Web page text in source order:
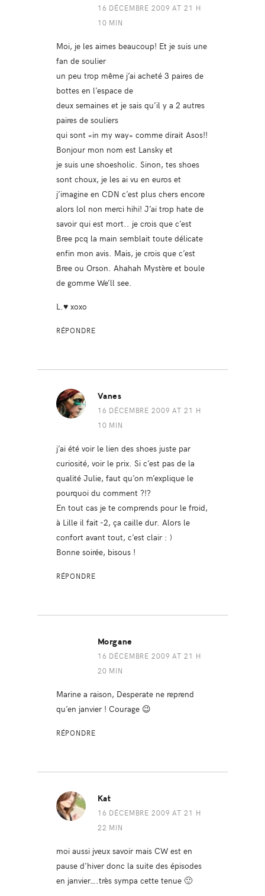
16 DÉCEMBRE 2009 AT 21 H
10 MIN
Moi, je les aimes beaucoup! Et je suis une
fan de soulier
un peu trop même j’ai acheté 3 paires de
bottes en l’espace de
deux semaines et je sais qu’il y a 2 autres
paires de souliers
qui sont «in my way» comme dirait Asos!!
Bonjour mon nom est Lansky et
je suis une shoesholic. Sinon, tes shoes
sont choux, je les ai vu en euros et
j’imagine en CDN c’est plus chers encore
alors lol non merci hihi! J’ai trop hate de
savoir qui est mort.. je crois que c’est
Bree pcq la main semblait toute délicate
enfin mon avis. Mais, je crois que c’est
Bree ou Orson. Ahahah Mystère et boule
de gomme We’ll see.
L.♥ xoxo
RÉPONDRE
Vanes
16 DÉCEMBRE 2009 AT 21 H
10 MIN
j’ai été voir le lien des shoes juste par
curiosité, voir le prix. Si c’est pas de la
qualité Julie, faut qu’on m’explique le
pourquoi du comment ?!?
En tout cas je te comprends pour le froid,
à Lille il fait -2, ça caille dur. Alors le
confort avant tout, c’est clair : )
Bonne soirée, bisous !
RÉPONDRE
Morgane
16 DÉCEMBRE 2009 AT 21 H
20 MIN
Marine a raison, Desperate ne reprend
qu’en janvier ! Courage 😉
RÉPONDRE
Kat
16 DÉCEMBRE 2009 AT 21 H
22 MIN
moi aussi jveux savoir mais CW est en
pause d’hiver donc la suite des épisodes
en janvier….très sympa cette tenue 🙂